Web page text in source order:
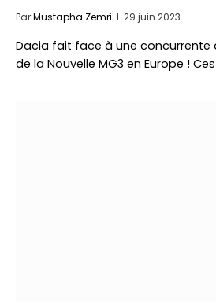
ParMustapha Zemri 29 juin 2023
Dacia fait face à une concurrente
de la Nouvelle MG3 en Europe !